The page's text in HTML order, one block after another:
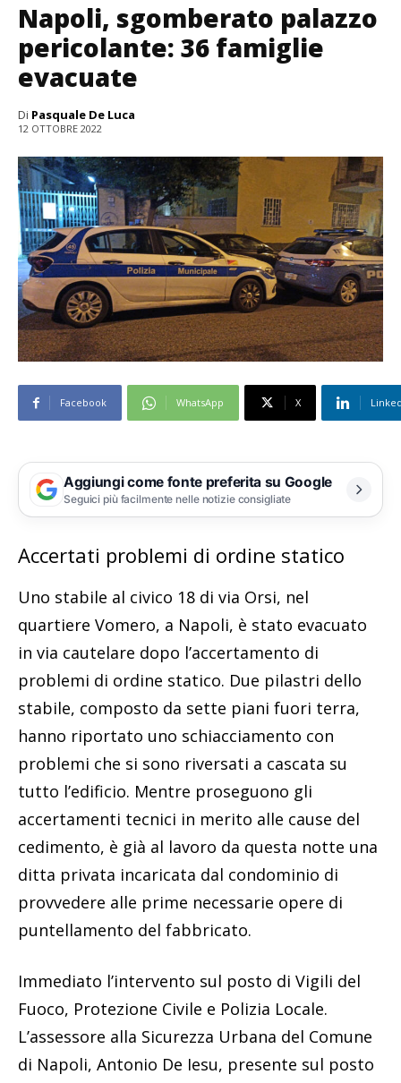
Napoli, sgomberato palazzo
pericolante: 36 famiglie
evacuate
Di Pasquale De Luca
12 OTTOBRE 2022
Facebook WhatsApp X
Aggiungi come fonte preferita su Google
Seguici più facilmente nelle notizie consigliate
Accertati problemi di ordine statico
Uno stabile al civico 18 di via Orsi, nel
quartiere Vomero, a Napoli, è stato evacuato
in via cautelare dopo l’accertamento di
problemi di ordine statico. Due pilastri dello
stabile, composto da sette piani fuori terra,
hanno riportato uno schiacciamento con
problemi che si sono riversati a cascata su
tutto l’edificio. Mentre proseguono gli
accertamenti tecnici in merito alle cause del
cedimento, è già al lavoro da questa notte una
ditta privata incaricata dal condominio di
provvedere alle prime necessarie opere di
puntellamento del fabbricato.
Immediato l’intervento sul posto di Vigili del
Fuoco, Protezione Civile e Polizia Locale.
L’assessore alla Sicurezza Urbana del Comune
di Napoli, Antonio De Iesu, presente sul posto